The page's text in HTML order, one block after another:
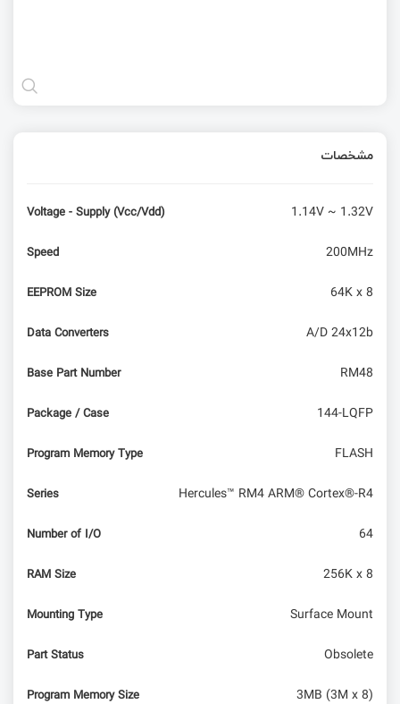
مشخصات
Voltage - Supply (Vcc/Vdd) 1.14V ~ 1.32V
Speed 200MHz
EEPROM Size 64K x 8
Data Converters A/D 24x12b
Base Part Number RM48
Package / Case 144-LQFP
Program Memory Type FLASH
Series Hercules™ RM4 ARM® Cortex®-R4
Number of I/O 64
RAM Size 256K x 8
Mounting Type Surface Mount
Part Status Obsolete
Program Memory Size 3MB (3M x 8)